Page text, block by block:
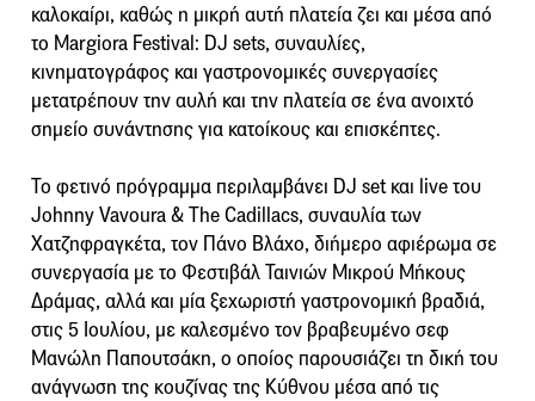
καλοκαίρι, καθώς η μικρή αυτή πλατεία ζει και μέσα από
το Margiora Festival: DJ sets, συναυλίες,
κινηματογράφος και γαστρονομικές συνεργασίες
μετατρέπουν την αυλή και την πλατεία σε ένα ανοιχτό
σημείο συνάντησης για κατοίκους και επισκέπτες.
Το φετινό πρόγραμμα περιλαμβάνει DJ set και live του
Johnny Vavoura & The Cadillacs, συναυλία των
Χατζηφραγκέτα, τον Πάνο Βλάχο, διήμερο αφιέρωμα σε
συνεργασία με το Φεστιβάλ Ταινιών Μικρού Μήκους
Δράμας, αλλά και μία ξεχωριστή γαστρονομική βραδιά,
στις 5 Ιουλίου, με καλεσμένο τον βραβευμένο σεφ
Μανώλη Παπουτσάκη, ο οποίος παρουσιάζει τη δική του
ανάγνωση της κουζίνας της Κύθνου μέσα από τις